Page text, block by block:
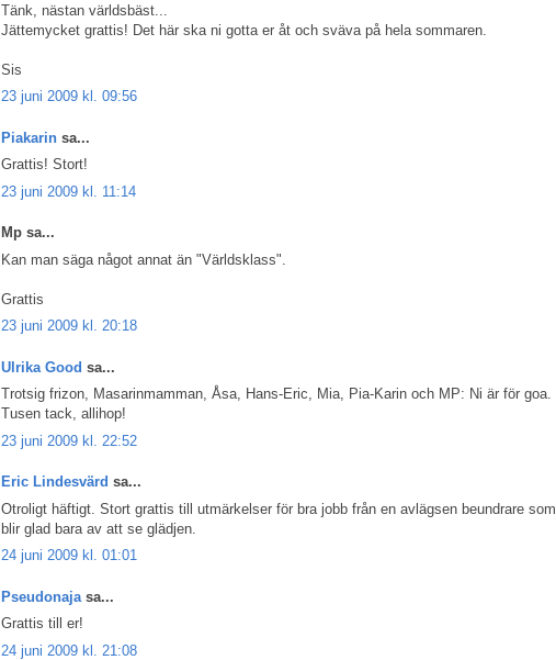
Tänk, nästan världsbäst...
Jättemycket grattis! Det här ska ni gotta er åt och sväva på hela sommaren.
Sis
23 juni 2009 kl. 09:56
Piakarin sa...
Grattis! Stort!
23 juni 2009 kl. 11:14
Mp sa...
Kan man säga något annat än "Världsklass".
Grattis
23 juni 2009 kl. 20:18
Ulrika Good sa...
Trotsig frizon, Masarinmamman, Åsa, Hans-Eric, Mia, Pia-Karin och MP: Ni är för goa.
Tusen tack, allihop!
23 juni 2009 kl. 22:52
Eric Lindesvärd sa...
Otroligt häftigt. Stort grattis till utmärkelser för bra jobb från en avlägsen beundrare som
blir glad bara av att se glädjen.
24 juni 2009 kl. 01:01
Pseudonaja sa...
Grattis till er!
24 juni 2009 kl. 21:08